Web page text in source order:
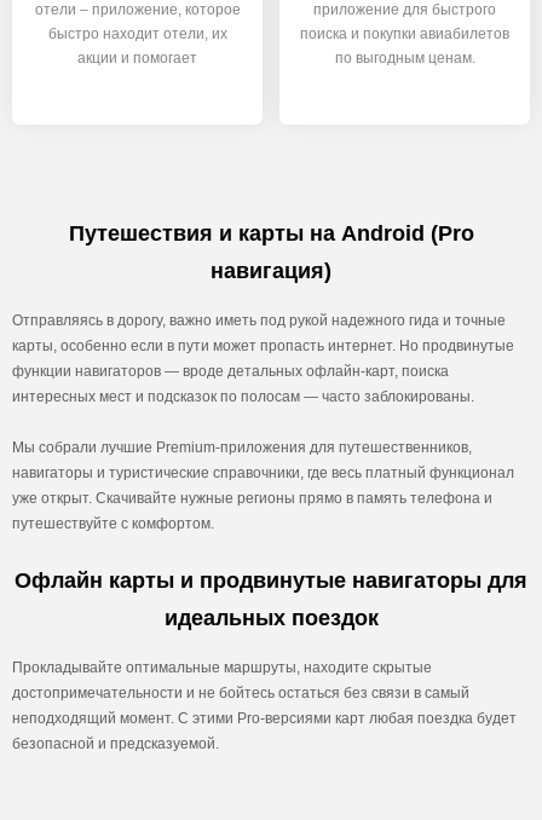
Путешествия и карты на Android (Pro
навигация)
Отправляясь в дорогу, важно иметь под рукой надежного гида и точные
карты, особенно если в пути может пропасть интернет. Но продвинутые
функции навигаторов — вроде детальных офлайн-карт, поиска
интересных мест и подсказок по полосам — часто заблокированы.
Мы собрали лучшие Premium-приложения для путешественников,
навигаторы и туристические справочники, где весь платный функционал
уже открыт. Скачивайте нужные регионы прямо в память телефона и
путешествуйте с комфортом.
Офлайн карты и продвинутые навигаторы для
идеальных поездок
Прокладывайте оптимальные маршруты, находите скрытые
достопримечательности и не бойтесь остаться без связи в самый
неподходящий момент. С этими Pro-версиями карт любая поездка будет
безопасной и предсказуемой.
отели – приложение, которое
быстро находит отели, их
акции и помогает
приложение для быстрого
поиска и покупки авиабилетов
по выгодным ценам.